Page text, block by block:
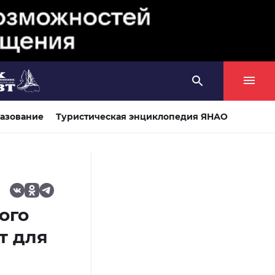
Туристическая энциклопедия ЯНАО
для